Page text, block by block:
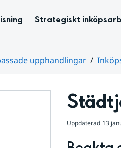
Strategiskt
upphandlingar
Uppdaterad 13